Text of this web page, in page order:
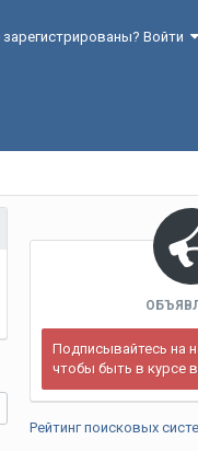
Войти
Подписывайтесь на
чтобы быть в курсе
Рейтинг поисковых